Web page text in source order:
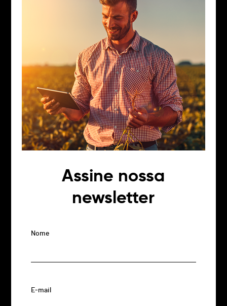
Assine nossa
newsletter
Nome
E-mail